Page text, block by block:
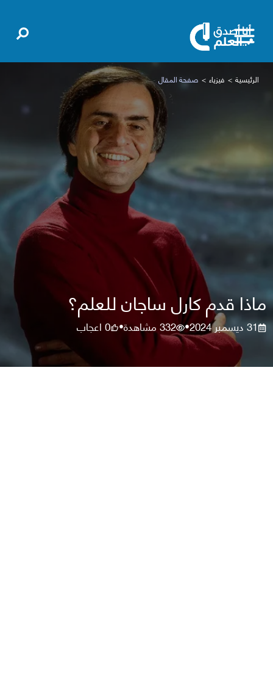
الرئيسية فيزياء صفحة المقال
ماذا قدم كارل ساجان للعلم؟
31 ديسمبر 2024 •
332مشاهدة•
0اعجاب